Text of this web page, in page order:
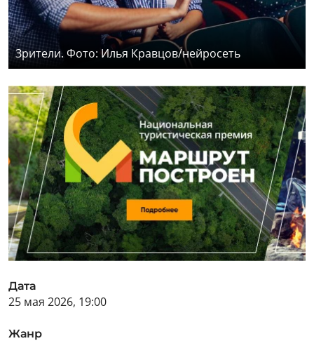
Зрители. Фото: Илья Кравцов/нейросеть
Дата
25 мая 2026, 19:00
Жанр